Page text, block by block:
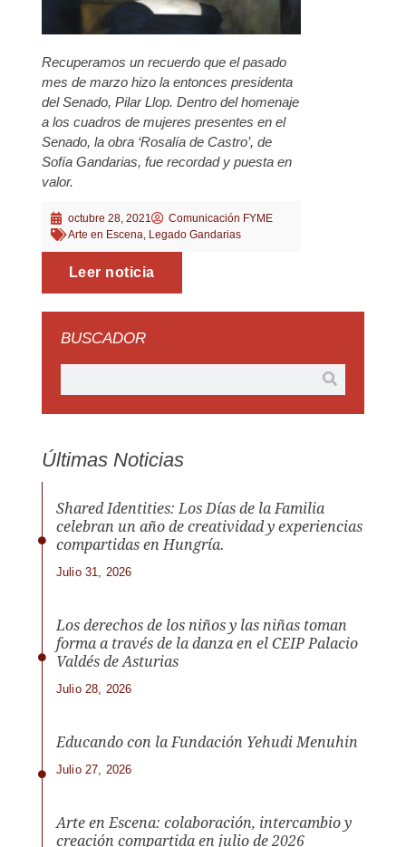
Recuperamos un recuerdo que el pasado
mes de marzo hizo la entonces presidenta
del Senado, Pilar Llop. Dentro del homenaje
a los cuadros de mujeres presentes en el
Senado, la obra ‘Rosalía de Castro’, de
Sofía Gandarias, fue recordad y puesta en
valor.
octubre 28, 2021
Comunicación FYME
Arte en Escena, Legado Gandarias
Leer noticia
BUSCADOR
Últimas Noticias
Shared Identities: Los Días de la Familia
celebran un año de creatividad y experiencias
compartidas en Hungría.
Julio 31, 2026
Los derechos de los niños y las niñas toman
forma a través de la danza en el CEIP Palacio
Valdés de Asturias
Julio 28, 2026
Educando con la Fundación Yehudi Menuhin
Julio 27, 2026
Arte en Escena: colaboración, intercambio y
creación compartida en julio de 2026